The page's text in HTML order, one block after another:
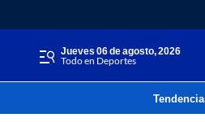
jueves 06 de agosto, 2026
Todo en Deportes